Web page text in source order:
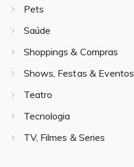
Pets
Saúde
Shoppings & Compras
Shows, Festas & Eventos
Teatro
Tecnologia
TV, Filmes & Series